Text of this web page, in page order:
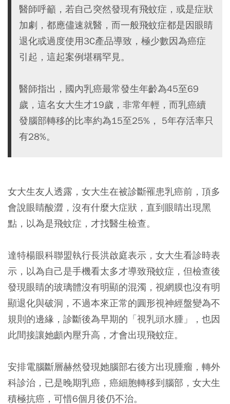
醫師呼籲，若自己突然發現有飛蚊症，或是症狀
加劇，都應儘速就醫，而一般飛蚊症都是因眼睛
退化或過度使用3C產品導致，極少數因為癌症
引起，這起案例堪稱罕見。
醫師指出，國內乳癌最常發生年齡為45至69
歲，這名女大生才19歲，非常年輕，而乳癌續
發腦部轉移的比率約為15至25%， 5年存活率只
有28%。
女大生友人透露，女大生在被診斷罹患乳癌前，頂多
會說眼睛酸澀，沒有什麼大症狀，直到眼睛出現黑
點，以為是飛蚊症，才找醫生檢查。
達特楊眼科聯盟執行長洪啟庭表示，女大生看診時表
示，以為自己是手機看太多才導致飛蚊症，但檢查後
發現眼睛的玻璃體沒有明顯的混濁，視網膜也沒有明
顯退化與破洞，不過本來正常的圓形視神經盤變為不
規則的邊緣，診斷後為早期的「視乳頭水腫」，也因
此間接讓她顱內壓升高，才會出現飛蚊症。
安排電腦斷層赫然發現她腦部右後方出現腫瘤，轉外
科診治，已是晚期乳癌，癌細胞轉移到腦部，女大生
積極抗癌，可惜6個月後仍不治。